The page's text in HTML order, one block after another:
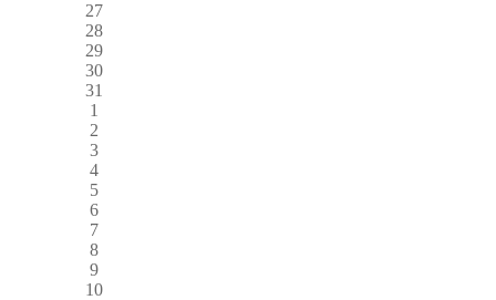
27
28
29
30
31
1
2
3
4
5
6
7
8
9
10